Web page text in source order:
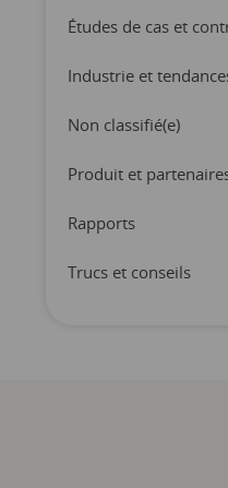
Études de cas et
Industrie et
Non classifié(e)
Produit et
Rapports
Trucs et conseils